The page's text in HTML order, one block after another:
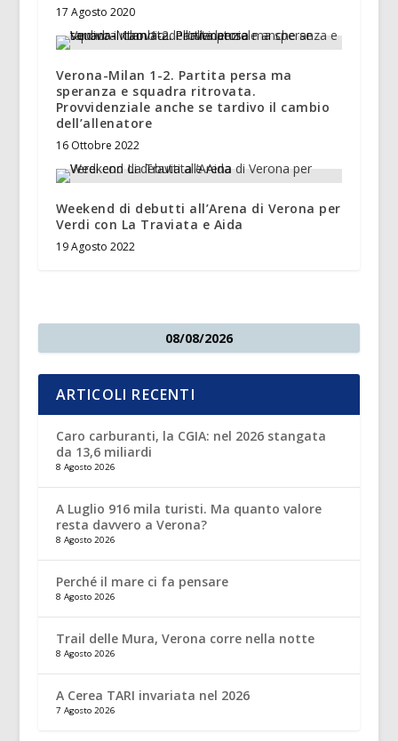
17 Agosto 2020
Verona-Milan 1-2. Partita persa ma
speranza e squadra ritrovata.
Provvidenziale anche se tardivo il cambio
dell’allenatore
16 Ottobre 2022
Weekend di debutti all’Arena di Verona per
Verdi con La Traviata e Aida
19 Agosto 2022
08/08/2026
ARTICOLI RECENTI
Caro carburanti, la CGIA: nel 2026 stangata
da 13,6 miliardi
8 Agosto 2026
A Luglio 916 mila turisti. Ma quanto valore
resta davvero a Verona?
8 Agosto 2026
Perché il mare ci fa pensare
8 Agosto 2026
Trail delle Mura, Verona corre nella notte
8 Agosto 2026
A Cerea TARI invariata nel 2026
7 Agosto 2026